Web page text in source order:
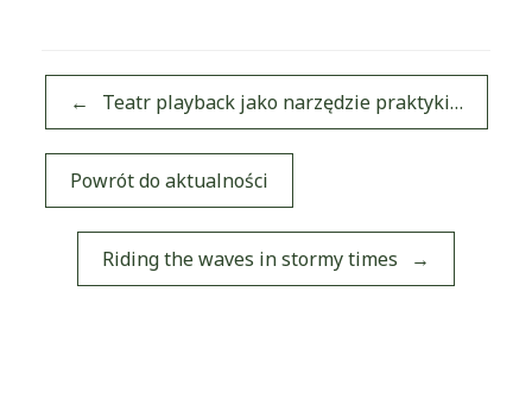
Post navigation
← Teatr playback jako narzędzie praktyki…
Powrót do aktualności
Riding the waves in stormy times →